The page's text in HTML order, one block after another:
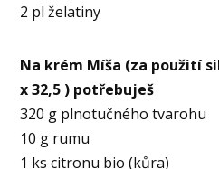
2 pl želatiny
Na krém Míša (za použití
x 32,5 ) potřebuješ
320 g plnotučného tvarohu
10 g rumu
1 ks citronu bio (kůra)